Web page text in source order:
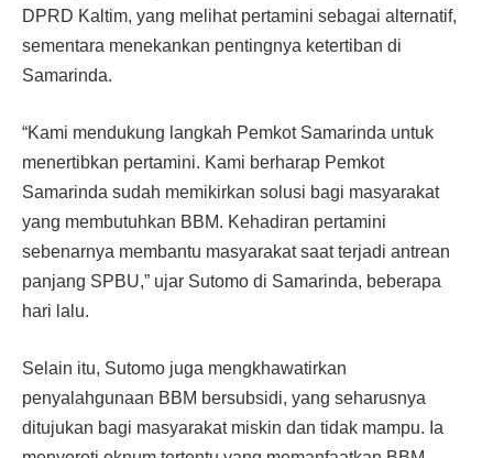
DPRD Kaltim, yang melihat pertamini sebagai alternatif,
sementara menekankan pentingnya ketertiban di
Samarinda.
“Kami mendukung langkah Pemkot Samarinda untuk
menertibkan pertamini. Kami berharap Pemkot
Samarinda sudah memikirkan solusi bagi masyarakat
yang membutuhkan BBM. Kehadiran pertamini
sebenarnya membantu masyarakat saat terjadi antrean
panjang SPBU,” ujar Sutomo di Samarinda, beberapa
hari lalu.
Selain itu, Sutomo juga mengkhawatirkan
penyalahgunaan BBM bersubsidi, yang seharusnya
ditujukan bagi masyarakat miskin dan tidak mampu. Ia